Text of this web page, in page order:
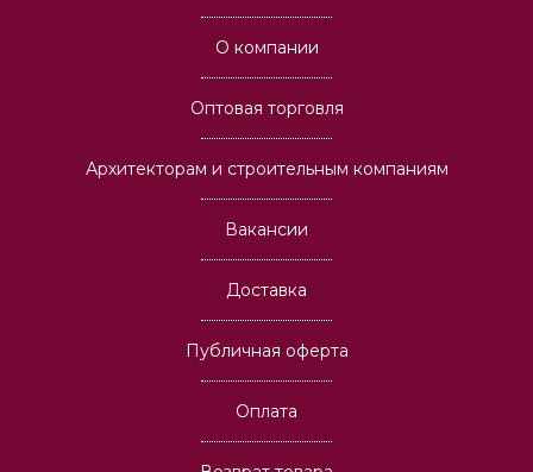
О компании
Оптовая торговля
Архитекторам и строительным компаниям
Вакансии
Доставка
Публичная оферта
Оплата